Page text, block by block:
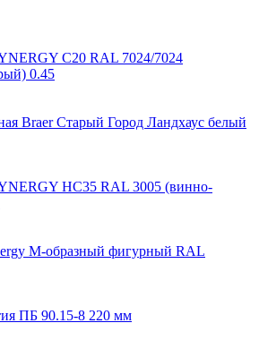
С20 RAL 7024/7024
0.45
Braer Старый Город Ландхаус белый
НС35 RAL 3005 (винно-
М-образный фигурный RAL
ПБ 90.15-8 220 мм